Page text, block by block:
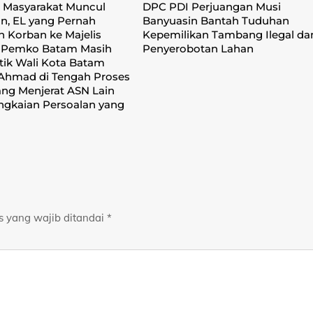
Masyarakat Muncul
EL yang Pernah
Korban ke Majelis
Batam Masih
Wali Kota Batam
di Tengah Proses
Menjerat ASN Lain
Persoalan yang
DPC PDI Perjuangan Musi
Banyuasin Bantah Tuduhan
Kepemilikan Tambang Ilegal
Penyerobotan Lahan
yang wajib ditandai *